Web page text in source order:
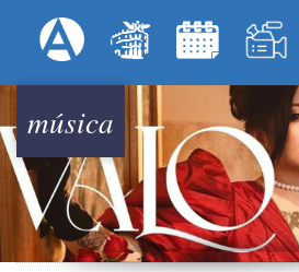
al
Menú Superior
música